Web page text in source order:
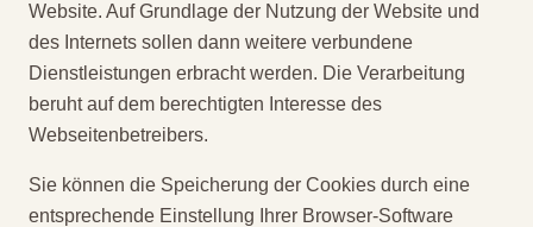
Website. Auf Grundlage der Nutzung der Website und
des Internets sollen dann weitere verbundene
Dienstleistungen erbracht werden. Die Verarbeitung
beruht auf dem berechtigten Interesse des
Webseitenbetreibers.
Sie können die Speicherung der Cookies durch eine
entsprechende Einstellung Ihrer Browser-Software